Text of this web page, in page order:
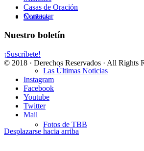
Noticias
Las Últimas Noticias
Fotos de TBB
Casas de Oración
Contactar
Nuestro boletín
¡Suscríbete!
© 2018 · Derechos Reservados · All Rights
Instagram
Facebook
Youtube
Twitter
Mail
Desplazarse hacia arriba